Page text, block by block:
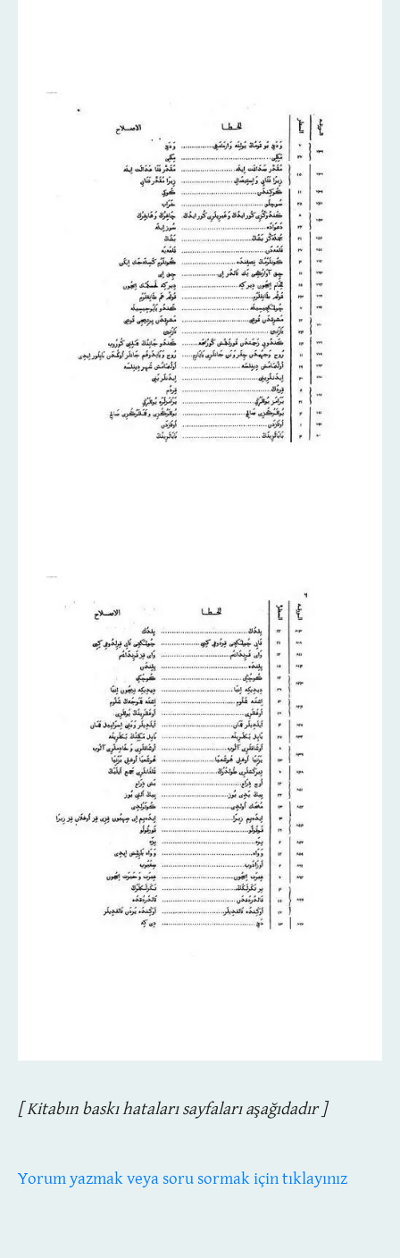
[ Kitabın baskı hataları sayfaları aşağıdadır ]
Yorum yazmak veya soru sormak için tıklayınız